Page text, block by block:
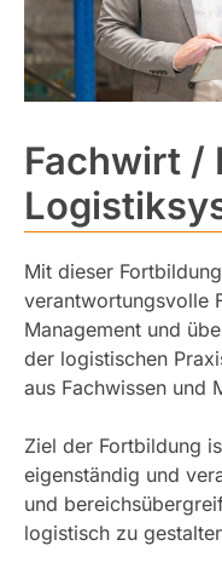
Fachwirt /
Mit dieser
verantwortungsvolle
Management und
der logistischen
aus Fachwissen und
Ziel der Fortbildung
eigenständig und
und
logistisch zu